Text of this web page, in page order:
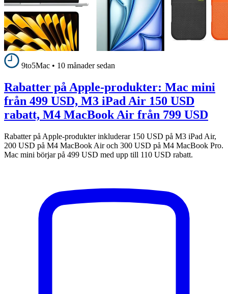
9to5Mac • 10 månader sedan
Rabatter på Apple-produkter: Mac mini
från 499 USD, M3 iPad Air 150 USD
rabatt, M4 MacBook Air från 799 USD
Rabatter på Apple-produkter inkluderar 150 USD på M3 iPad Air,
200 USD på M4 MacBook Air och 300 USD på M4 MacBook Pro.
Mac mini börjar på 499 USD med upp till 110 USD rabatt.